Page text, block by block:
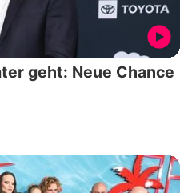
geht: Neue Chance